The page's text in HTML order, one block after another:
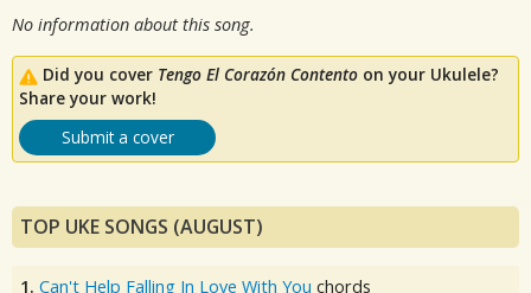
No information about this song.
Did you cover Tengo El Corazón Contento on your Ukulele?
Share your work!
Submit a cover
TOP UKE SONGS (AUGUST)
1. Can't Help Falling In Love With You chords